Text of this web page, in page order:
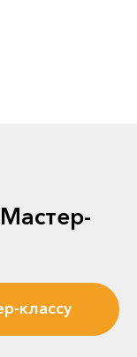
классу